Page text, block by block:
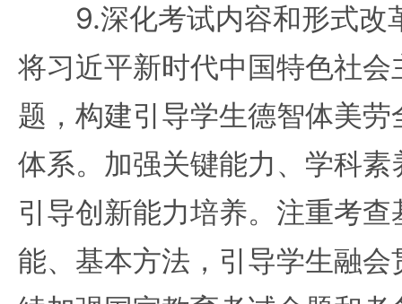
9.深化考试内容和形式改
将习近平新时代中国特色社
题，构建引导学生德智体美
体系。加强关键能力、学科
引导创新能力培养。注重考
能、基本方法，引导学生融